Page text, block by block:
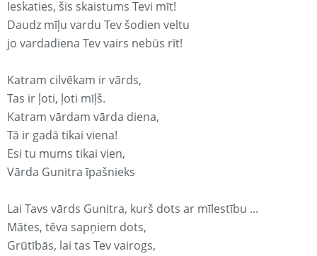
Ieskaties, šis skaistums Tevi mīt!
Daudz mīļu vardu Tev šodien veltu
jo vardadiena Tev vairs nebūs rīt!
Katram cilvēkam ir vārds,
Tas ir ļoti, ļoti mīļš.
Katram vārdam vārda diena,
Tā ir gadā tikai viena!
Esi tu mums tikai vien,
Vārda Gunitra īpašnieks
Lai Tavs vārds Gunitra, kurš dots ar mīlestību ...
Mātes, tēva sapņiem dots,
Grūtībās, lai tas Tev vairogs,